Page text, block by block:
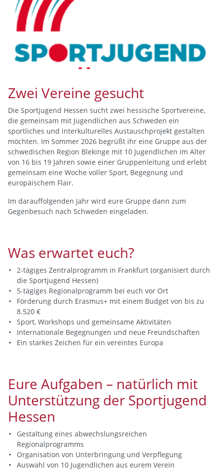
Zwei Vereine gesucht
Die Sportjugend Hessen sucht zwei hessische Sportvereine,
die gemeinsam mit Jugendlichen aus Schweden ein
sportliches und interkulturelles Austauschprojekt gestalten
möchten. Im Sommer 2026 begrüßt ihr eine Gruppe aus der
schwedischen Region Blekinge mit 10 Jugendlichen im Alter
von 16 bis 19 Jahren sowie einer Gruppenleitung und erlebt
gemeinsam eine Woche voller Sport, Begegnung und
europäischem Flair.
Im darauffolgenden Jahr wird eure Gruppe dann zum
Gegenbesuch nach Schweden eingeladen.
Was erwartet euch?
2-tägiges Zentralprogramm in Frankfurt (organisiert durch
die Sportjugend Hessen)
5-tägiges Regionalprogramm bei euch vor Ort
Förderung durch Erasmus+ mit einem Budget von bis zu
8.520 €
Sport, Workshops und gemeinsame Aktivitäten
Internationale Begegnungen und neue Freundschaften
Ein starkes Zeichen für ein vereintes Europa
Eure Aufgaben – natürlich mit
Unterstützung der Sportjugend
Hessen
Gestaltung eines abwechslungsreichen
Regionalprogramms
Organisation von Unterbringung und Verpflegung
Auswahl von 10 Jugendlichen aus eurem Verein